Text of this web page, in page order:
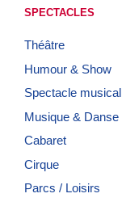
SPECTACLES
Théâtre
Humour & Show
Spectacle musical
Musique & Danse
Cabaret
Cirque
Parcs / Loisirs